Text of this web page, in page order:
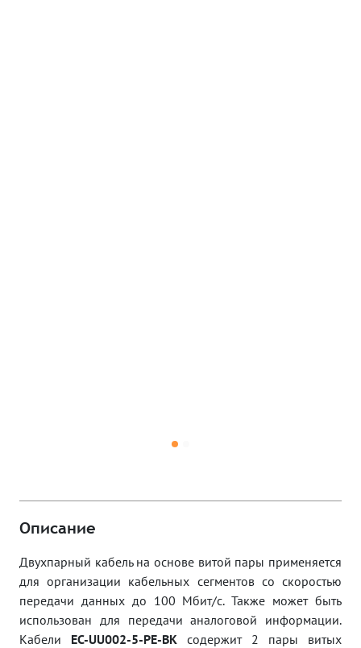
Описание
Двухпарный кабель на основе витой пары применяется
для организации кабельных сегментов со скоростью
передачи данных до 100 Мбит/c. Также может быть
использован для передачи аналоговой информации.
Кабели EC-UU002-5-PE-BK содержит 2 пары витых